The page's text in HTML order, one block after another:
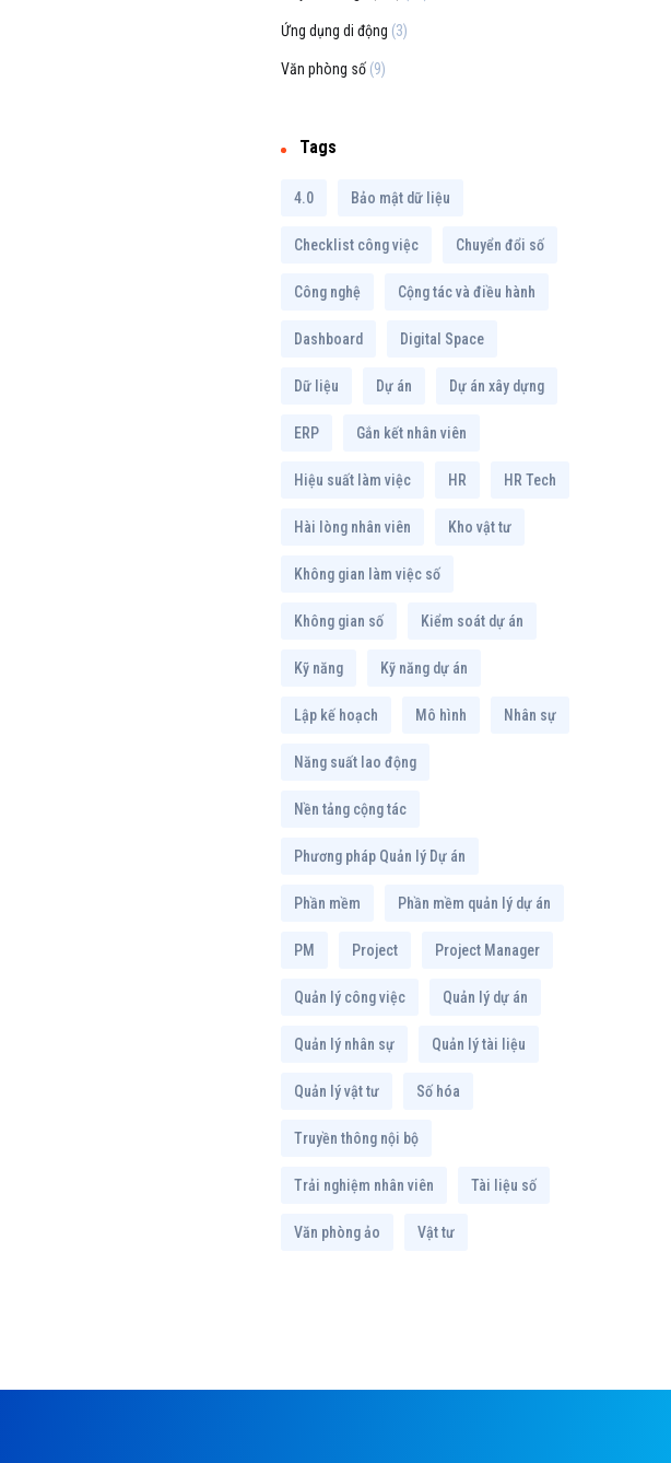
Ứng dụng di động (3)
Văn phòng số (9)
Tags
4.0 Bảo mật dữ liệu
Checklist công việc Chuyển đổi số
Công nghệ Cộng tác và điều hành
Dashboard Digital Space
Dữ liệu Dự án Dự án xây dựng
ERP Gắn kết nhân viên
Hiệu suất làm việc HR HR Tech
Hài lòng nhân viên Kho vật tư
Không gian làm việc số
Không gian số Kiểm soát dự án
Kỹ năng Kỹ năng dự án
Lập kế hoạch Mô hình Nhân sự
Năng suất lao động
Nền tảng cộng tác
Phương pháp Quản lý Dự án
Phần mềm Phần mềm quản lý dự án
PM Project Project Manager
Quản lý công việc Quản lý dự án
Quản lý nhân sự Quản lý tài liệu
Quản lý vật tư Số hóa
Truyền thông nội bộ
Trải nghiệm nhân viên Tài liệu số
Văn phòng ảo Vật tư